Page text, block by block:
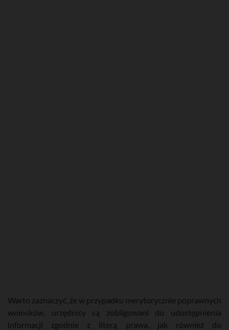
Warto zaznaczyć, że w przypadku merytorycznie poprawnych
wniosków, urzędnicy są zobligowani do udostępnienia
informacji zgodnie z literą prawa, jak również do